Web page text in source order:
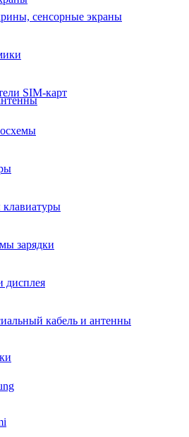
сенсорные экраны
SIM-карт
зарядки
дисплея
кабель и антенны